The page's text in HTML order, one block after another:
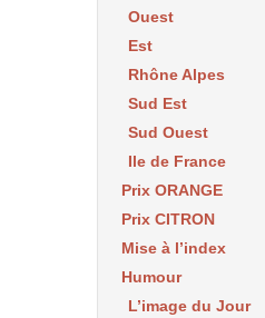
Ouest
Est
Rhône Alpes
Sud Est
Sud Ouest
Ile de France
Prix ORANGE
Prix CITRON
Mise à l’index
Humour
L’image du Jour